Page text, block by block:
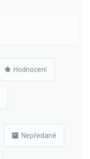
Hodnocení
Nepředané